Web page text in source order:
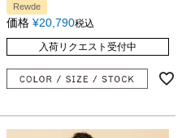
Rewde
価格 ¥20,790税込
入荷リクエスト受付中